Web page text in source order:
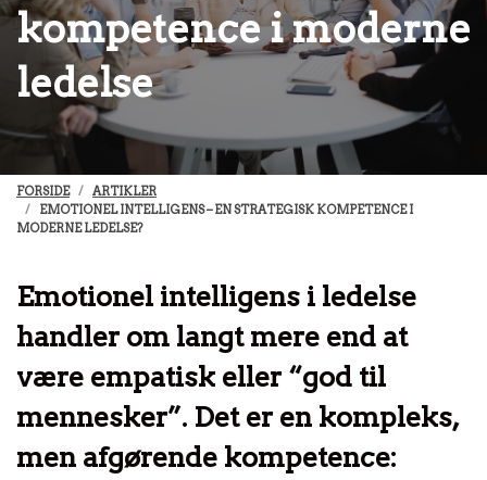
kompetence i moderne
ledelse
FORSIDE
ARTIKLER
EMOTIONEL INTELLIGENS – EN STRATEGISK KOMPETENCE I
MODERNE LEDELSE?
Emotionel intelligens i ledelse
handler om langt mere end at
være empatisk eller “god til
mennesker”. Det er en kompleks,
men afgørende kompetence: